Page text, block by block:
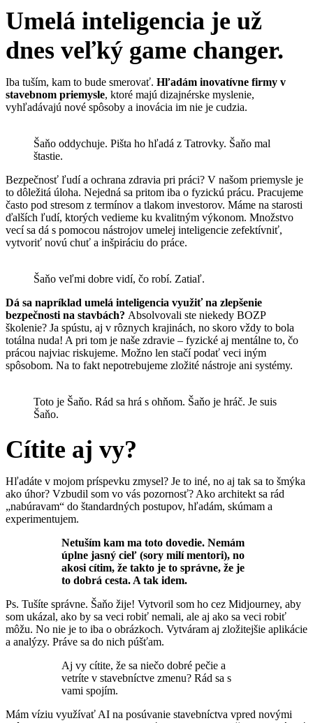
Umelá inteligencia je už
dnes veľký game changer.
Iba tuším, kam to bude smerovať. Hľadám inovatívne firmy v
stavebnom priemysle, ktoré majú dizajnérske myslenie,
vyhľadávajú nové spôsoby a inovácia im nie je cudzia.
Šaňo oddychuje. Pišta ho hľadá z Tatrovky. Šaňo mal
štastie.
Bezpečnosť ľudí a ochrana zdravia pri práci? V našom priemysle je
to dôležitá úloha. Nejedná sa pritom iba o fyzickú prácu. Pracujeme
často pod stresom z termínov a tlakom investorov. Máme na starosti
ďalších ľudí, ktorých vedieme ku kvalitným výkonom. Množstvo
vecí sa dá s pomocou nástrojov umelej inteligencie zefektívniť,
vytvoriť novú chuť a inšpiráciu do práce.
Šaňo veľmi dobre vidí, čo robí. Zatiaľ.
Dá sa napríklad umelá inteligencia využiť na zlepšenie
bezpečnosti na stavbách? Absolvovali ste niekedy BOZP
školenie? Ja spústu, aj v rôznych krajinách, no skoro vždy to bola
totálna nuda! A pri tom je naše zdravie – fyzické aj mentálne to, čo
prácou najviac riskujeme. Možno len stačí podať veci iným
spôsobom. Na to fakt nepotrebujeme zložité nástroje ani systémy.
Toto je Šaňo. Rád sa hrá s ohňom. Šaňo je hráč. Je suis
Šaňo.
Cítite aj vy?
Hľadáte v mojom príspevku zmysel? Je to iné, no aj tak sa to šmýka
ako úhor? Vzbudil som vo vás pozornosť? Ako architekt sa rád
„nabúravam“ do štandardných postupov, hľadám, skúmam a
experimentujem.
Netuším kam ma toto dovedie. Nemám
úplne jasný cieľ (sory milí mentori), no
akosi cítim, že takto je to správne, že je
to dobrá cesta. A tak idem.
Ps. Tušíte správne. Šaňo žije! Vytvoril som ho cez Midjourney, aby
som ukázal, ako by sa veci robiť nemali, ale aj ako sa veci robiť
môžu. No nie je to iba o obrázkoch. Vytváram aj zložitejšie aplikácie
a analýzy. Práve sa do nich púšťam.
Aj vy cítite, že sa niečo dobré pečie a
vetríte v stavebníctve zmenu? Rád sa s
vami spojím.
Mám víziu využívať AI na posúvanie stavebníctva vpred novými